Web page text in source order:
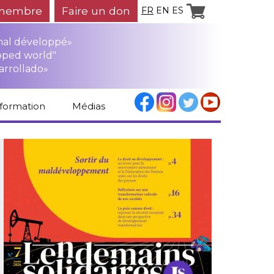
Faire un don FR EN ES
développé»
world"
Médias
Revue de presse